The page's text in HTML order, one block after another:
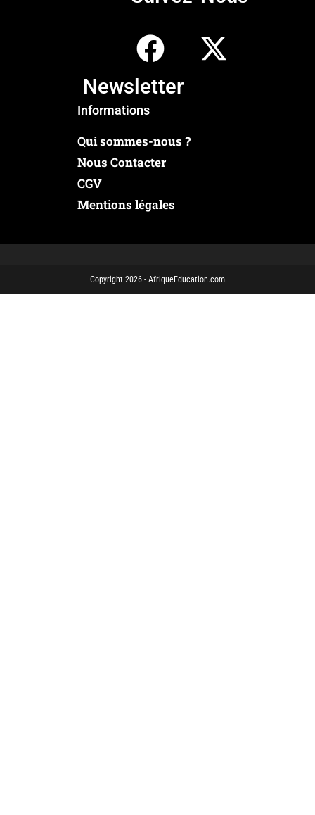
Newsletter
Informations
Qui sommes-nous ?
Nous Contacter
CGV
Mentions légales
Copyright 2026 - AfriqueEducation.com